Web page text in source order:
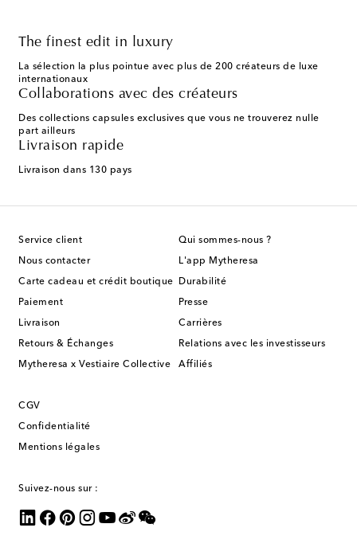
The finest edit in luxury
La sélection la plus pointue avec plus de 200 créateurs de luxe
internationaux
Collaborations avec des créateurs
Des collections capsules exclusives que vous ne trouverez nulle
part ailleurs
Livraison rapide
Livraison dans 130 pays
Service client
Nous contacter
Carte cadeau et crédit boutique
Paiement
Livraison
Retours & Échanges
Mytheresa x Vestiaire Collective
Qui sommes-nous ?
L'app Mytheresa
Durabilité
Presse
Carrières
Relations avec les investisseurs
Affiliés
CGV
Confidentialité
Mentions légales
Suivez-nous sur :